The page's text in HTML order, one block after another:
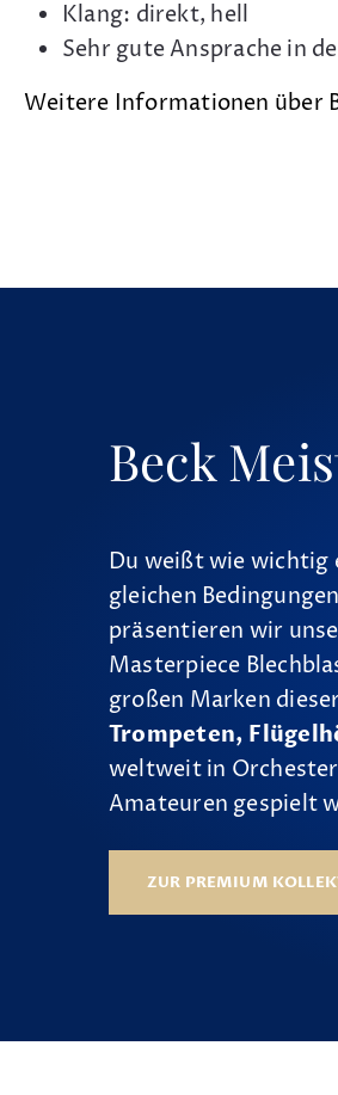
Klang: direkt, hell
Sehr gute Ansprache in
Weitere Informationen über
Beck
Du weißt wie wichtig
gleichen
präsentieren wir
Masterpiece
großen Marken
Trompeten,
weltweit in
Amateuren gespielt
ZUR PREMIUM